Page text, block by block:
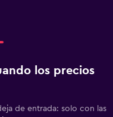
los precios
de entrada: solo con las